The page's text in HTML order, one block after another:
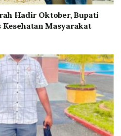
Hadir Oktober, Bupati
Kesehatan Masyarakat